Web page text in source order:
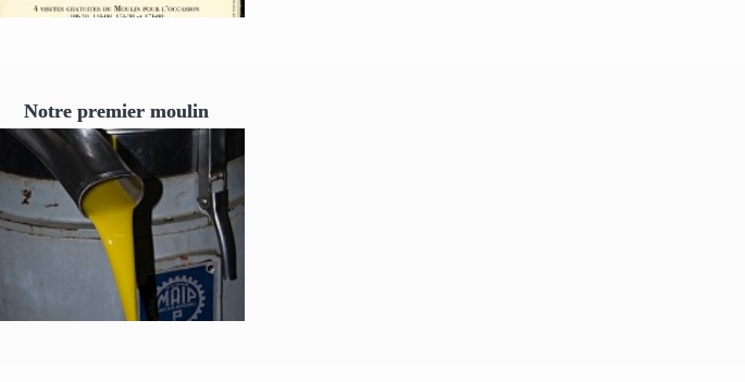
Notre premier moulin